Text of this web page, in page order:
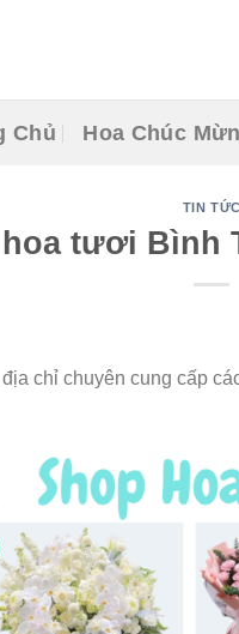
Chủ Hoa Chúc
TIN TỨC
tươi Bình
chỉ chuyên cung cấp